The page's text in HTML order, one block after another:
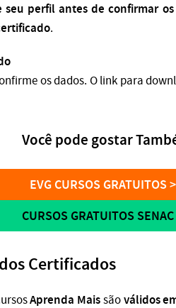
seu perfil antes de confirmar
.
os dados. O link para
Você pode gostar
EVG CURSOS GRATUITOS
CURSOS GRATUITOS
Certificados
Aprenda Maissãoválidos